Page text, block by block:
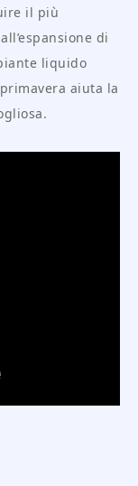
il più
di
liquido
aiuta la